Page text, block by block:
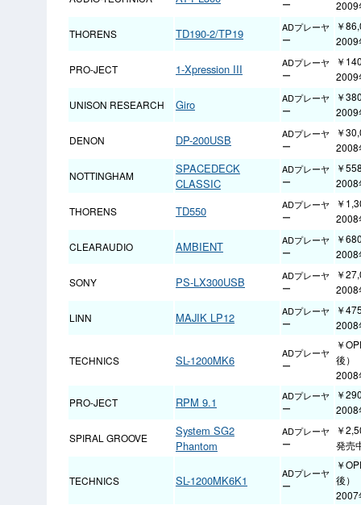
ー
2009
THORENS TD190-2/TP19
ADプレーヤ
ー
￥
2009
PRO-JECT 1-Xpression III
ADプレーヤ
ー
￥
2009
UNISON RESEARCH Giro
ADプレーヤ
ー
￥
2009
DENON DP-200USB
ADプレーヤ
ー
￥
2008
NOTTINGHAM
SPACEDECK
CLASSIC
ADプレーヤ
ー
￥
2008
THORENS TD550
ADプレーヤ
ー
￥
2008
CLEARAUDIO AMBIENT
ADプレーヤ
ー
￥
2008
SONY PS-LX300USB
ADプレーヤ
ー
￥
2008
LINN MAJIK LP12
ADプレーヤ
ー
￥
2008
TECHNICS SL-1200MK6
ADプレーヤ
ー
￥
後）
2008
PRO-JECT
RPM 9.1
ADプレーヤ
ー
￥
2008
SPIRAL GROOVE
System SG2
Phantom
ADプレーヤ
ー
￥
発売
TECHNICS SL-1200MK6K1
ADプレーヤ
ー
￥
後）
2007